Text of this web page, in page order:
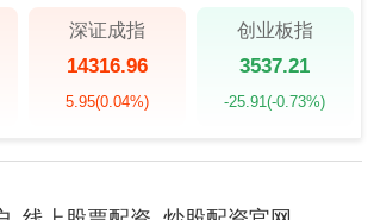
深证成指
14316.96
5.95(0.04%)
创业板指
3537.21
-25.91(-0.73%)